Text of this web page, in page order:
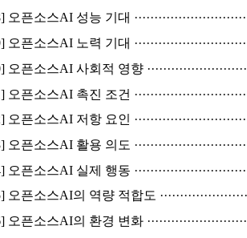
오픈소스AI 성능 기대
오픈소스AI 노력 기대
오픈소스AI 사회적 영향
오픈소스AI 촉진 조건
오픈소스AI 저항 요인
오픈소스AI 활용 의도
오픈소스AI 실제 행동
오픈소스AI의 역량 적합도
오픈소스AI의 환경 변화